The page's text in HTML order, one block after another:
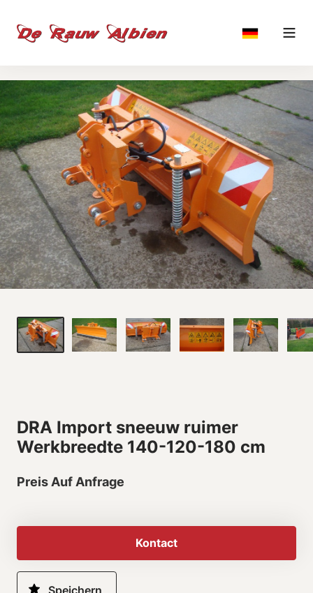
DRA Import sneeuw ruimer
Werkbreedte 140-120-180 cm
Preis Auf Anfrage
Kontact